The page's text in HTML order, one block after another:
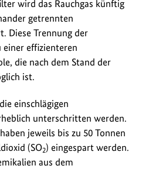
wird das Rauchgas künftig
getrennten
Diese Trennung der
effizienteren
die nach dem Stand der
ist.
einschlägigen
unterschritten werden.
jeweils bis zu 50 Tonnen
(SO2) eingespart werden.
aus dem